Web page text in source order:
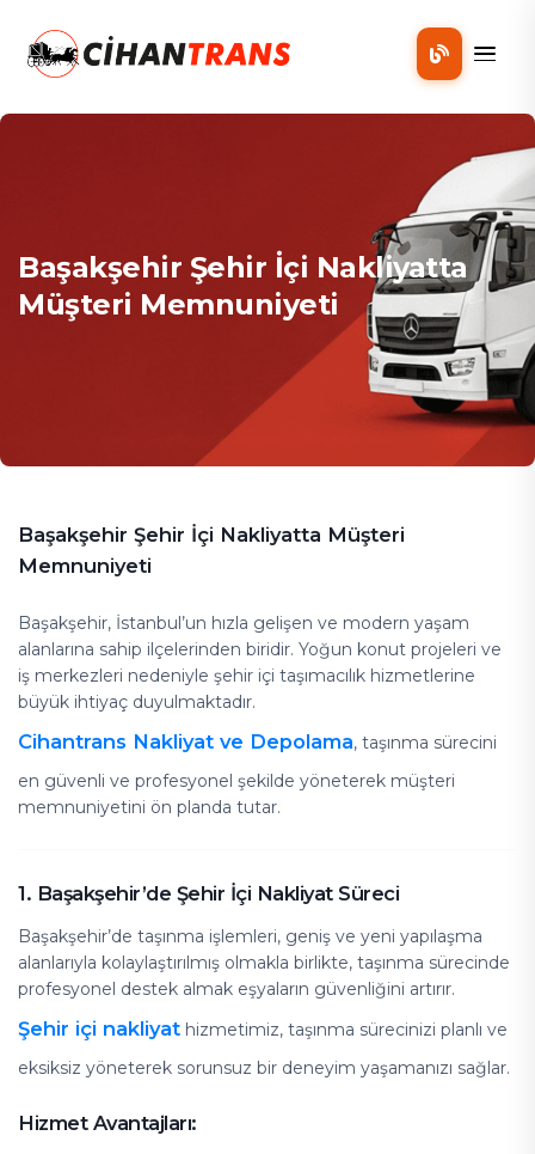
Mobil
Başakşehir Şehir İçi Nakliyatta
Müşteri Memnuniyeti
Başakşehir Şehir İçi Nakliyatta Müşteri
Memnuniyeti
Başakşehir, İstanbul’un hızla gelişen ve modern yaşam
alanlarına sahip ilçelerinden biridir. Yoğun konut projeleri ve
iş merkezleri nedeniyle şehir içi taşımacılık hizmetlerine
büyük ihtiyaç duyulmaktadır.
Cihantrans Nakliyat ve Depolama, taşınma sürecini
en güvenli ve profesyonel şekilde yöneterek müşteri
memnuniyetini ön planda tutar.
1. Başakşehir’de Şehir İçi Nakliyat Süreci
Başakşehir’de taşınma işlemleri, geniş ve yeni yapılaşma
alanlarıyla kolaylaştırılmış olmakla birlikte, taşınma sürecinde
profesyonel destek almak eşyaların güvenliğini artırır.
Şehir içi nakliyat hizmetimiz, taşınma sürecinizi planlı ve
eksiksiz yöneterek sorunsuz bir deneyim yaşamanızı sağlar.
Hizmet Avantajları: